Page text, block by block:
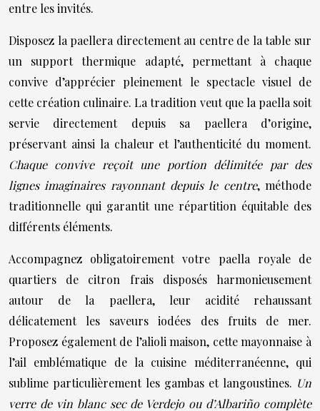
entre les invités.
Disposez la paellera directement au centre de la table sur
un support thermique adapté, permettant à chaque
convive d’apprécier pleinement le spectacle visuel de
cette création culinaire. La tradition veut que la paella soit
servie directement depuis sa paellera d’origine,
préservant ainsi la chaleur et l’authenticité du moment.
Chaque convive reçoit une portion délimitée par des
lignes imaginaires rayonnant depuis le centre, méthode
traditionnelle qui garantit une répartition équitable des
différents éléments.
Accompagnez obligatoirement votre paella royale de
quartiers de citron frais disposés harmonieusement
autour de la paellera, leur acidité rehaussant
délicatement les saveurs iodées des fruits de mer.
Proposez également de l’alioli maison, cette mayonnaise à
l’ail emblématique de la cuisine méditerranéenne, qui
sublime particulièrement les gambas et langoustines. Un
verre de vin blanc sec de Verdejo ou d’Albariño complète